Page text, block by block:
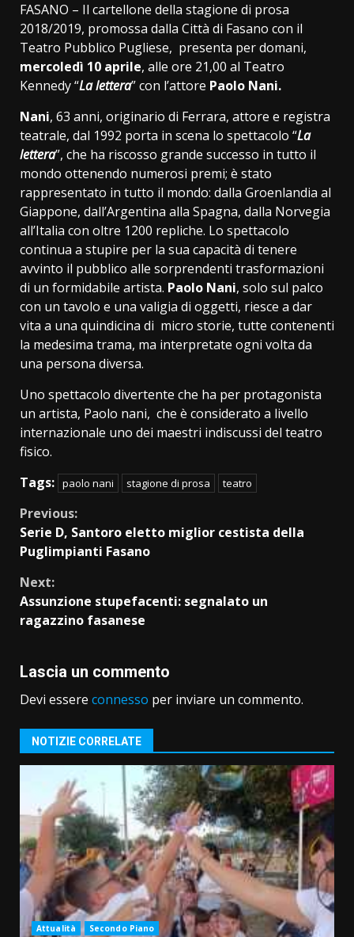
FASANO – Il cartellone della stagione di prosa
2018/2019, promossa dalla Città di Fasano con il
Teatro Pubblico Pugliese, presenta per domani,
mercoledì 10 aprile, alle ore 21,00 al Teatro
Kennedy “La lettera” con l’attore Paolo Nani.
Nani, 63 anni, originario di Ferrara, attore e registra
teatrale, dal 1992 porta in scena lo spettacolo “La
lettera”, che ha riscosso grande successo in tutto il
mondo ottenendo numerosi premi; è stato
rappresentato in tutto il mondo: dalla Groenlandia al
Giappone, dall’Argentina alla Spagna, dalla Norvegia
all’Italia con oltre 1200 repliche. Lo spettacolo
continua a stupire per la sua capacità di tenere
avvinto il pubblico alle sorprendenti trasformazioni
di un formidabile artista. Paolo Nani, solo sul palco
con un tavolo e una valigia di oggetti, riesce a dar
vita a una quindicina di micro storie, tutte contenenti
la medesima trama, ma interpretate ogni volta da
una persona diversa.
Uno spettacolo divertente che ha per protagonista
un artista, Paolo nani, che è considerato a livello
internazionale uno dei maestri indiscussi del teatro
fisico.
Tags: paolo nani stagione di prosa teatro
Continue
Reading
Previous:
Serie D, Santoro eletto miglior cestista della
Puglimpianti Fasano
Next:
Assunzione stupefacenti: segnalato un
ragazzino fasanese
Lascia un commento
Devi essere connesso per inviare un commento.
NOTIZIE CORRELATE
Attualità Secondo Piano